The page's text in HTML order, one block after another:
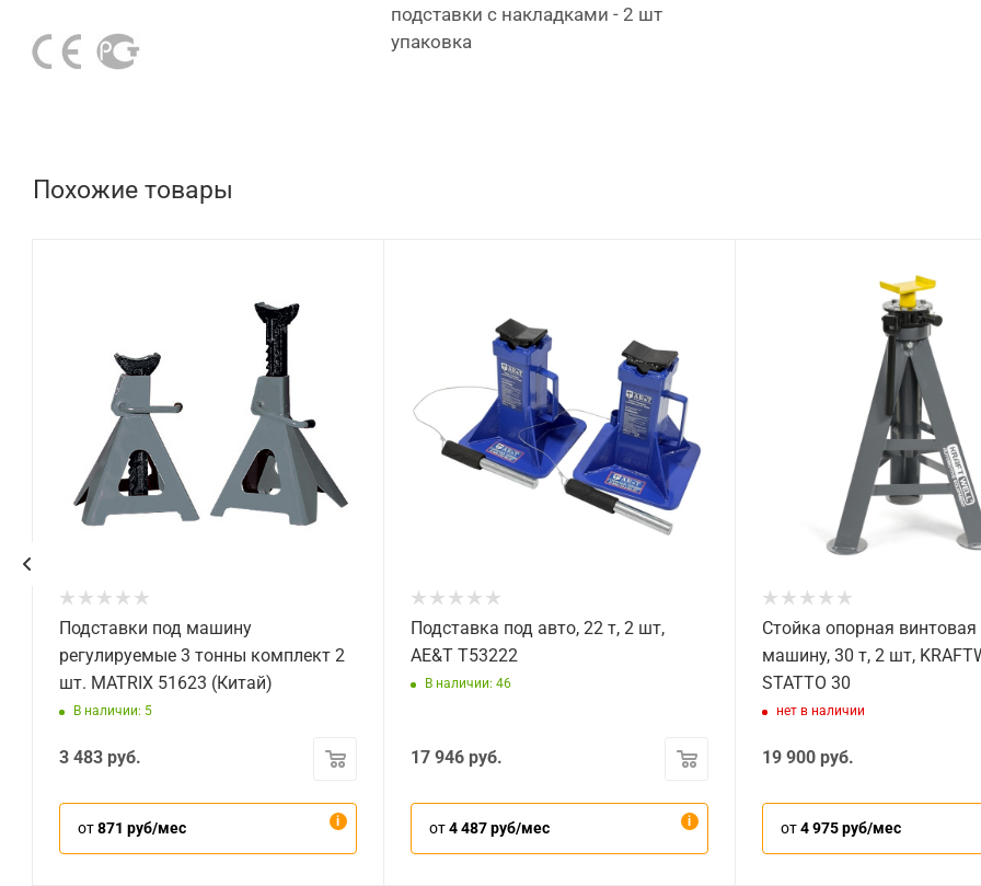
подставки с накладками - 2 шт
упаковка
Похожие товары
Подставки под машину
регулируемые 3 тонны комплект 2
шт. MATRIX 51623 (Китай)
В наличии: 5
3 483 руб.
от871 руб/мес
Подставка под авто, 22 т, 2 шт,
AE&T T53222
В наличии: 46
17 946 руб.
от4 487 руб/мес
Стойка опорная винтовая
машину, 30 т, 2 шт,
STATTO 30
нет в наличии
19 900 руб.
от4 975 руб/мес